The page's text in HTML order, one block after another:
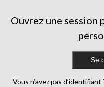
Ouvrez une
Se
Vous n’avez pas